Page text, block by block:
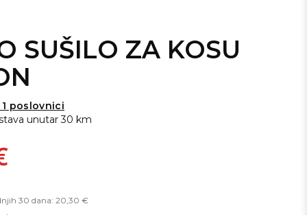
SUŠILO ZA KOSU
poslovnici
unutar 30 km
30 dana: 20,30 €